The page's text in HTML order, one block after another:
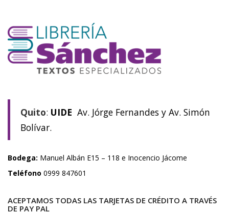
Quito: UIDE Av. Jórge Fernandes y Av. Simón
Bolívar.
Bodega: Manuel Albán E15 – 118 e Inocencio Jácome
Teléfono 0999 847601
ACEPTAMOS TODAS LAS TARJETAS DE CRÉDITO A TRAVÉS
DE PAY PAL